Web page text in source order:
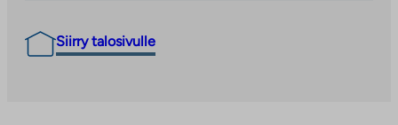
Siirry talosivulle